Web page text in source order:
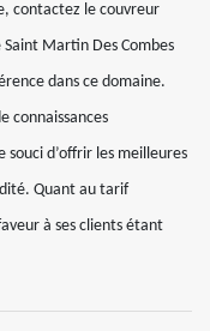
contactez le couvreur
Saint Martin Des Combes
dans ce domaine.
connaissances
souci d’offrir les meilleures
Quant au tarif
à ses clients étant